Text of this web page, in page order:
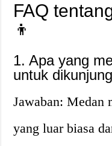
FAQ
👦
1. Apa yang
untuk
Jawaban: Medan
yang luar biasa